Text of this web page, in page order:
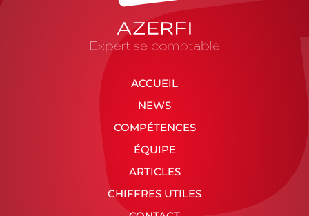
ACCUEIL
NEWS
COMPÉTENCES
ÉQUIPE
ARTICLES
CHIFFRES UTILES